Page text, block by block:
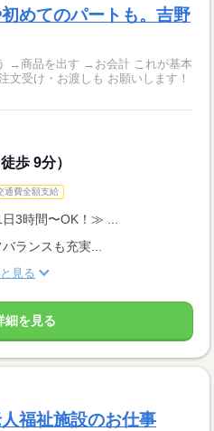
めてのパートも。吉野
を出す →お会計 これが基本
文受け・お渡しも お願いします！
歩 9分）
通費全額支給
3時間〜OK！≫ ...
ランスも充実...
見る
細を見る
福祉施設のお仕事